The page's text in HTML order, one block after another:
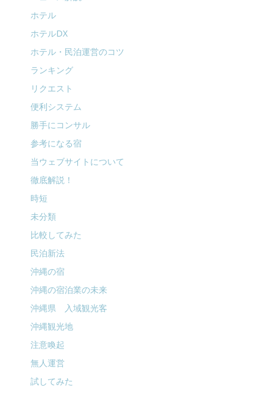
ホテル
ホテルDX
ホテル・民泊運営のコツ
ランキング
リクエスト
便利システム
勝手にコンサル
参考になる宿
当ウェブサイトについて
徹底解説！
時短
未分類
比較してみた
民泊新法
沖縄の宿
沖縄の宿泊業の未来
沖縄県 入域観光客
沖縄観光地
注意喚起
無人運営
試してみた